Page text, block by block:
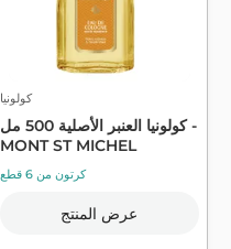
كولونيا
كولونيا العنبر الأصلية 500 مل -
MONT ST MICHEL
كرتون من 6 قطع
عرض المنتج